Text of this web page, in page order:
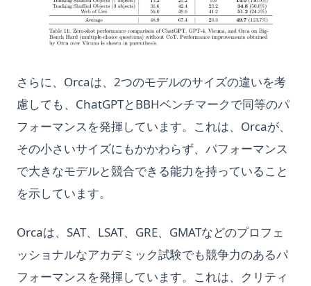
さらに、Orcaは、2つのモデルのサイズの違いを考
慮しても、ChatGPTとBBHベンチマークで同等のパ
フォーマンスを発揮しています。これは、Orcaが、
その小さいサイズにもかかわらず、パフォーマンス
で大きなモデルと競合できる能力を持っていること
を示しています。
Orcaは、SAT、LSAT、GRE、GMATなどのプロフェ
ッショナルなアカデミック試験でも競争力のあるパ
フォーマンスを発揮しています。これは、クリティ